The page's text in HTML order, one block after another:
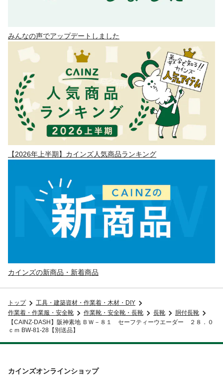
みんなの声でアップデートしました
【2026年上半期】カインズ人気商品ランキング
カインズの新商品・新着商品
トップ
工具・建築資材・作業着・木材・DIY
作業着・作業服・安全靴
作業靴・安全靴・長靴 長靴
胴付長靴
【CAINZ-DASH】阪神素地 ＢＷ－８１ セーフティーウエーダー ２８．０
ｃｍ BW-81-28【別送品】
カインズオンラインショップ